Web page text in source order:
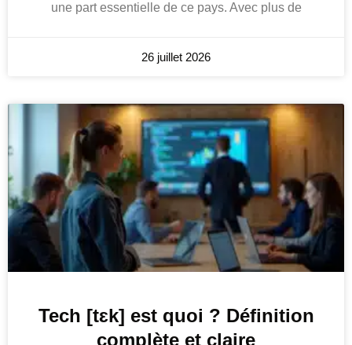
une part essentielle de ce pays. Avec plus de
26 juillet 2026
Tech [tɛk] est quoi ? Définition
complète et claire